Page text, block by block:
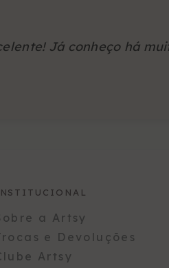
Já conheço há
a Artsy
e Devoluções
Artsy